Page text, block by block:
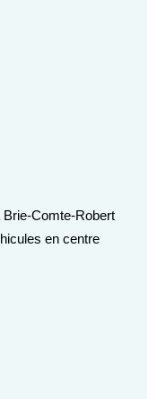
Brie-Comte-Robert
en centre